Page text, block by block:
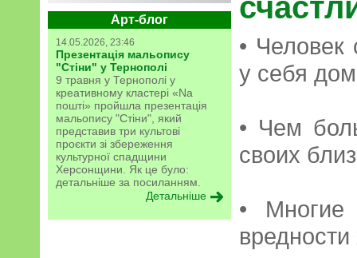
Арт-блог
14.05.2026, 23:46
Презентація мальопису
"Стіни" у Тернополі
9 травня у Тернополі у
креативному кластері «Na
пошті» пройшла презентація
мальопису "Стіни", який
представив три культові
проєкти зі збереження
культурної спадщини
Херсонщини. Як це було:
детальніше за посиланням.
Детальніше
• Человек
у себя
• Чем
своих
• Многие